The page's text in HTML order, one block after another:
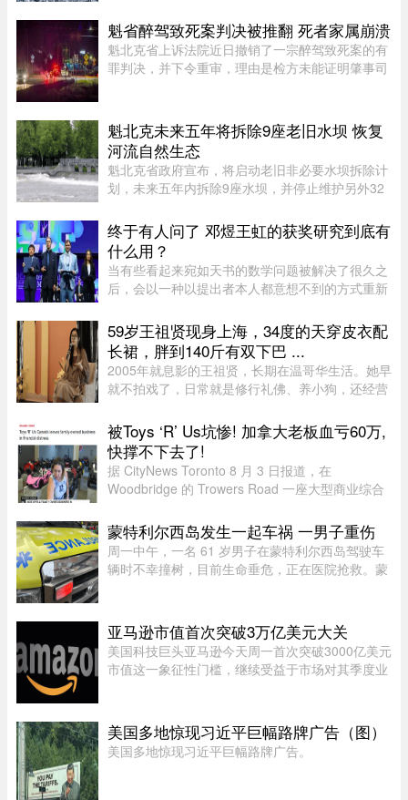
Jean地区的Chicoutimi河和au ...
魁省醉驾致死案判决被推翻 死者家属崩溃
魁北克省上诉法院近日撤销了一宗醉驾致死案的有
罪判决，并下令重审，理由是检方未能证明肇事司
Yannick Potvin驾驶踏板车行驶在Sai ...
魁北克未来五年将拆除9座老旧水坝 恢复
河流自然生态
魁北克省政府宣布，将启动老旧非必要水坝拆除计
划，未来五年内拆除9座水坝，并停止维护另外32
系统。这标志着魁北克正式加入国际上日益兴起的
拆坝潮流。 ...
终于有人问了 邓煜王虹的获奖研究到底有
什么用？
当有些看起来宛如天书的数学问题被解决了很久之
后，会以一种以提出者本人都意想不到的方式重新
热闹的祝贺声中，也会有人好奇：邓煜研究的狭义
希尔伯特第六问题和王虹研 ...
59岁王祖贤现身上海，34度的天穿皮衣配
长裙，胖到140斤有双下巴 ...
2005年就息影的王祖贤，长期在温哥华生活。她早
就不拍戏了，日常就是修行礼佛、养小狗，还经营
活动。8月5日，网友在上海机场偶遇王祖贤。34度
的天气穿着皮衣外套配长裙 ...
被Toys ‘R’ Us坑惨! 加拿大老板血亏60万,
快撑不下去了!
据 CityNews Toronto 8 月 3 日报道，在
Woodbridge 的 Trowers Road 一座大型商业综合
品售价低至 200 元。“我们拥有最大规模的高端儿
童电动车和玩具车选择之一。”这 ...
蒙特利尔西岛发生一起车祸 一男子重伤
周一中午，一名 61 岁男子在蒙特利尔西岛驾驶车
辆时不幸撞树，目前生命垂危，正在医院抢救。蒙
道（介于 Avro 街与 Hy ...
亚马逊市值首次突破3万亿美元大关
美国科技巨头亚马逊今天周一首次突破3000亿美元
市值这一象征性门槛，继续受益于市场对其季度业
马逊股价上涨5.20%，达到28 ...
美国多地惊现习近平巨幅路牌广告（图）
美国多地惊现习近平巨幅路牌广告。